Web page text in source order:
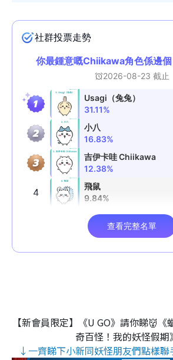
【新會員限定】《U GO》請你睇👹
奇百怪！我的妖怪假期
↓一齊睇下小新同妖怪朋友們點樣